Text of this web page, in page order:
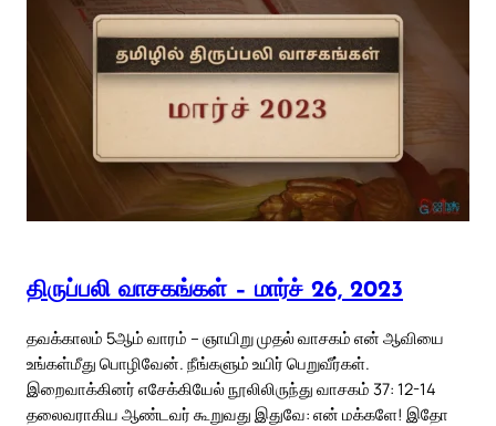
திருப்பலி வாசகங்கள் – மார்ச் 26, 2023
தவக்காலம் 5ஆம் வாரம் – ஞாயிறு முதல் வாசகம் என் ஆவியை
உங்கள்மீது பொழிவேன். நீங்களும் உயிர் பெறுவீர்கள்.
இறைவாக்கினர் எசேக்கியேல் நூலிலிருந்து வாசகம் 37: 12-14
தலைவராகிய ஆண்டவர் கூறுவது இதுவே: என் மக்களே! இதோ